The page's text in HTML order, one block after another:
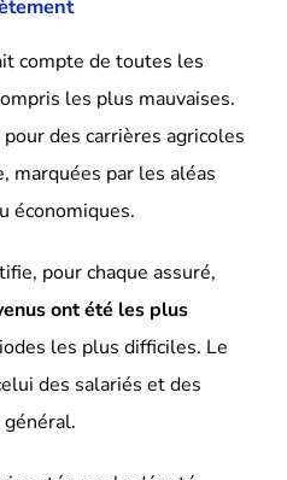
compte de toutes les
les plus mauvaises.
des carrières agricoles
marquées par les aléas
économiques.
pour chaque assuré,
ont été les plus
les plus difficiles. Le
des salariés et des